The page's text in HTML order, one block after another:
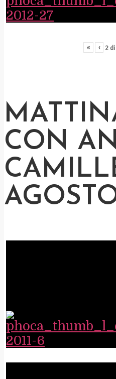
« ‹ 2 di
CON